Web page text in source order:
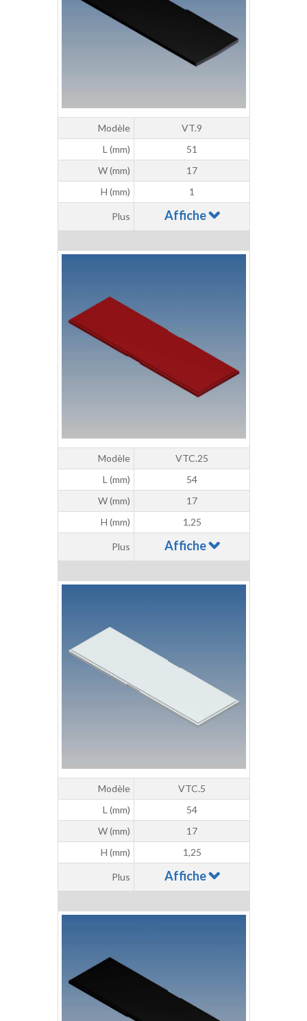
Modèle
VT.9
L (mm)
51
W (mm)
17
H (mm)
1
Plus Affiche
Modèle
VTC.25
L (mm)
54
W (mm)
17
H (mm)
1,25
Plus Affiche
Modèle
VTC.5
L (mm)
54
W (mm)
17
H (mm)
1,25
Plus Affiche